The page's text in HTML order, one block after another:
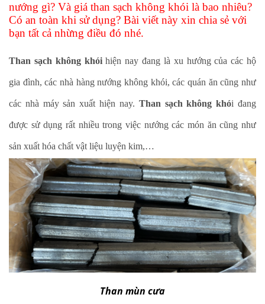
nướng gì? Và giá than sạch không khói là bao nhiêu?
Có an toàn khi sử dụng? Bài viết này xin chia sẻ với
bạn tất cả nhừng điều đó nhé.
Than sạch không khóihiện nay đang là xu hướng của các hộ
gia đình, các nhà hàng nướng không khói, các quán ăn cũng như
các nhà máy sản xuất hiện nay. Than sạch không khói đang
được sử dụng rất nhiều trong việc nướng các món ăn cũng như
sản xuất hóa chất vật liệu luyện kim,…
Than mùn cưa